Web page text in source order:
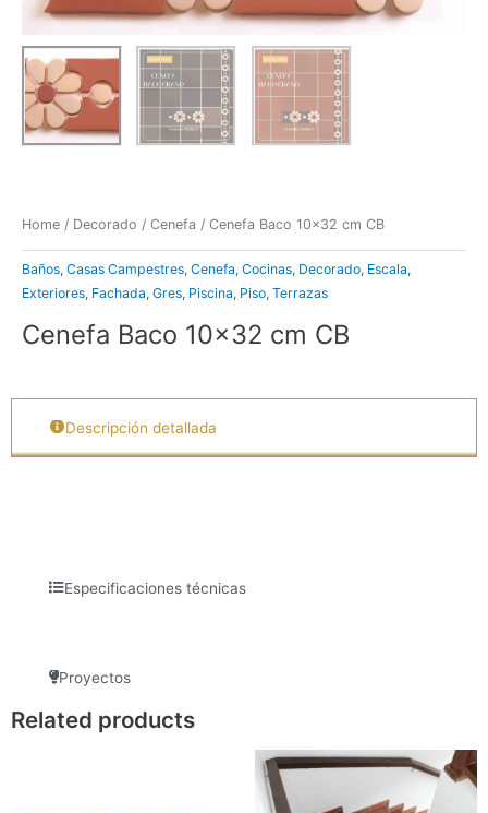
Home / Decorado / Cenefa / Cenefa Baco 10×32 cm CB
Baños, Casas Campestres, Cenefa, Cocinas, Decorado, Escala,
Exteriores, Fachada, Gres, Piscina, Piso, Terrazas
Cenefa Baco 10×32 cm CB
Descripción detallada
Especificaciones técnicas
Proyectos
Related products